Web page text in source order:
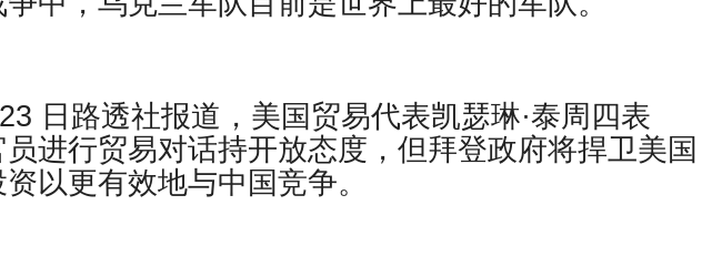
日路透社报道，美国贸易代表凯瑟琳·泰周四表
进行贸易对话持开放态度，但拜登政府将捍卫美国
以更有效地与中国竞争。